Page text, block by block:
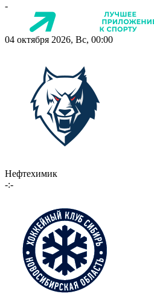
-
04 октября 2026, Вс, 00:00
Нефтехимик
-:-